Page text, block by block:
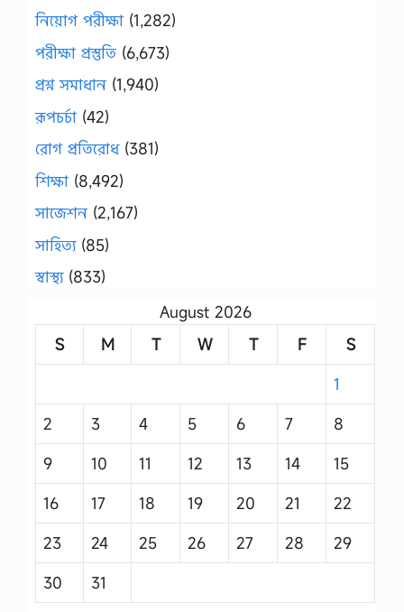
নিয়োগ পরীক্ষা (1,282)
পরীক্ষা প্রস্তুতি (6,673)
প্রশ্ন সমাধান (1,940)
রূপচর্চা (42)
রোগ প্রতিরোধ(381)
শিক্ষা (8,492)
সাজেশন (2,167)
সাহিত্য(85)
স্বাস্থ্য(833)
August 2026
S
M T W T F
S
1
2
3 4 5 6 7
8
9
10 11 12 13 14
15
16
17 18 19 20 21
22
23
24 25 26 27 28
29
30
31